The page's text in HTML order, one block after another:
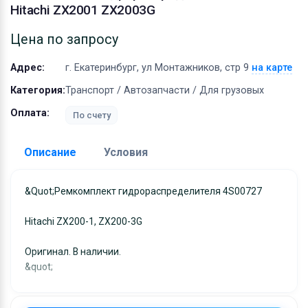
Hitachi ZX2001 ZX2003G
Цена по запросу
Адрес: г. Екатеринбург, ул Монтажников, стр 9 на карте
Категория:Транспорт / Автозапчасти / Для грузовых
Оплата:
По счету
Описание Условия
&quot;Ремкомплект гидрораспределителя 4S00727
Hitachi ZX200-1, ZX200-3G
Оригинал. В наличии.
&quot;
Доставка:
Монтажников, стр 9